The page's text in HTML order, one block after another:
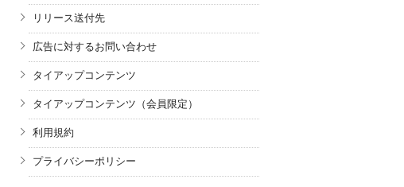
リリース送付先
広告に対するお問い合わせ
タイアップコンテンツ
タイアップコンテンツ（会員限定）
利用規約
プライバシーポリシー